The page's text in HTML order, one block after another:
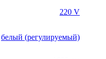
220 V
белый (регулируемый)